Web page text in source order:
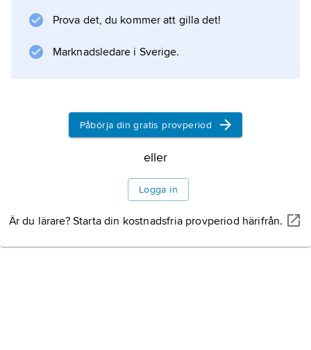
Prova det, du kommer att gilla det!
Marknadsledare i Sverige.
Påbörja din gratis provperiod
eller
Logga in
Är du lärare? Starta din kostnadsfria provperiod härifrån.